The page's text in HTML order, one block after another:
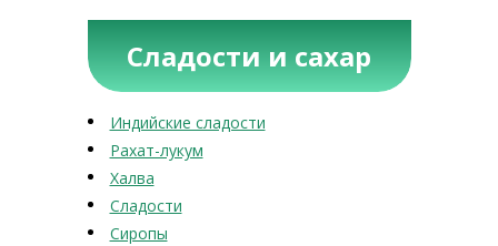
Сладости и сахар
Индийские сладости
Рахат-лукум
Халва
Сладости
Сиропы